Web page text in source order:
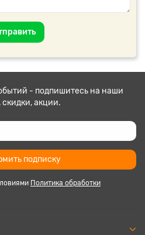
- подпишитесь на наши
акции.
подписку
Политика обработки